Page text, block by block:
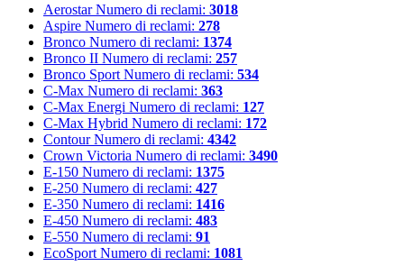
Aerostar Numero di reclami: 3018
Aspire Numero di reclami: 278
Bronco Numero di reclami: 1374
Bronco II Numero di reclami: 257
Bronco Sport Numero di reclami: 534
C-Max Numero di reclami: 363
C-Max Energi Numero di reclami: 127
C-Max Hybrid Numero di reclami: 172
Contour Numero di reclami: 4342
Crown Victoria Numero di reclami: 3490
E-150 Numero di reclami: 1375
E-250 Numero di reclami: 427
E-350 Numero di reclami: 1416
E-450 Numero di reclami: 483
E-550 Numero di reclami: 91
EcoSport Numero di reclami: 1081